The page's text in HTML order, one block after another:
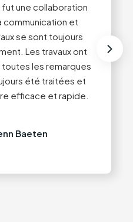
du début à la fin !
et travail de très
sans
Crabbé 👍🏻
Content
une collaboration
communication et
se sont toujours
Les travaux ont
les remarques
été traitées et
efficace et rapide.
Baeten
entreprise plusieurs
Très satisfaite à
couvreurs eux-
sur laquelle vous
!
Les
l'objet d'un suivi
sommes très
Kerckhoffs